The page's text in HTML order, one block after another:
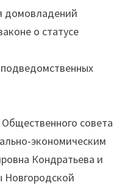
домовладений
о статусе
совета
экономическим
Кондратьева и
Новгородской